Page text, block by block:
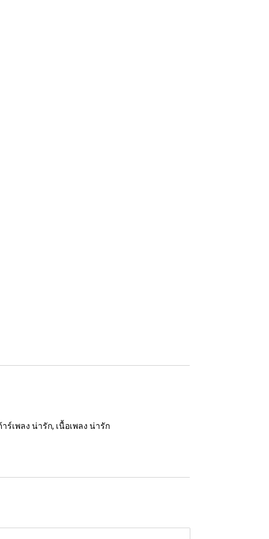
ร์เพลง น่ารัก, เนื้อเพลง น่ารัก